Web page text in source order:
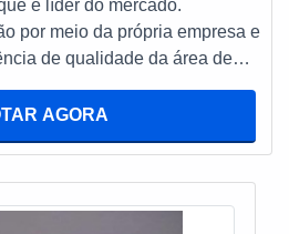
opção no segmento
para sala rustico:
que há de melhor no mercado
Com foco na experiência dos
como toalheiros e
é líder do mercado.
por meio da própria empresa e
de qualidade da área de
Depósito Mineiro conseguirá
e sob medida. MAIS
AGORA